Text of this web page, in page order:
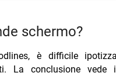
schermo?
è difficile
La conclusione vede